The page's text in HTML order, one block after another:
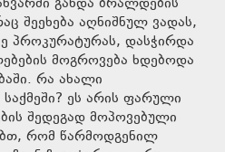
შეეხება აღნიშნულ ვადას,
პროკურატურას, დასჭირდა
მოგროვება ხდებოდა
რა ახალი
ეს არის ფარული
შედეგად მოპოვებული
რომ წარმოდგენილ